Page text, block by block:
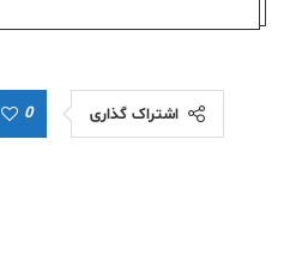
اشتراک گذاری 0